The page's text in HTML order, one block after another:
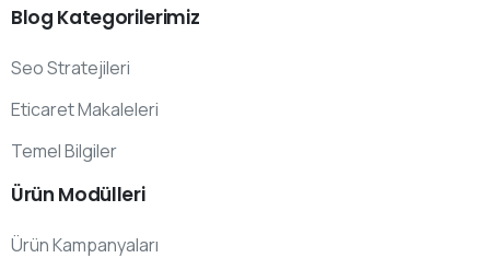
Blog Kategorilerimiz
Seo Stratejileri
Eticaret Makaleleri
Temel Bilgiler
Ürün Modülleri
Ürün Kampanyaları